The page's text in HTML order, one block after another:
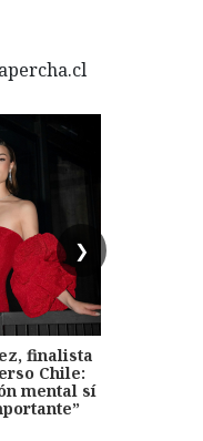
❯
finalista
Chile:
mental sí